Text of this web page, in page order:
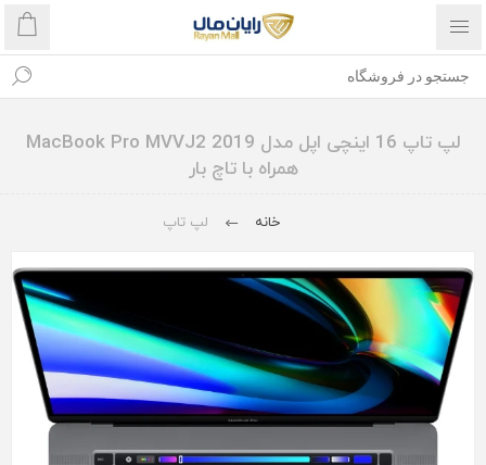
لپ تاپ 16 اینچی اپل مدل MacBook Pro MVVJ2 2019
همراه با تاچ بار
خانه لپ تاپ